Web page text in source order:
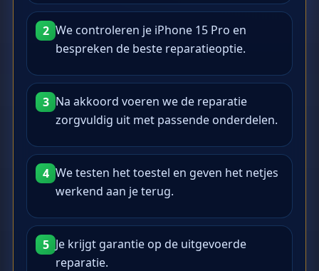
2 We controleren je iPhone 15 Pro en
bespreken de beste reparatieoptie.
3 Na akkoord voeren we de reparatie
zorgvuldig uit met passende onderdelen.
4 We testen het toestel en geven het netjes
werkend aan je terug.
5 Je krijgt garantie op de uitgevoerde
reparatie.